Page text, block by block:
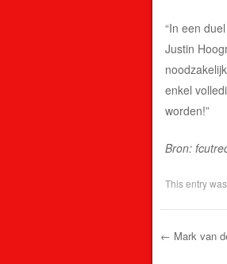
“In een
Justin
enkel
worden!”
Bron:
This entry
← Mark van